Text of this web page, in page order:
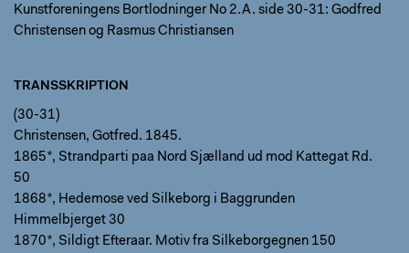
Kunstforeningens Bortlodninger No 2.A. side 30-31: Godfred
Christensen og Rasmus Christiansen
TRANSSKRIPTION
(30-31)
Christensen, Gotfred. 1845.
1865*, Strandparti paa Nord Sjælland ud mod Kattegat Rd.
50
1868*, Hedemose ved Silkeborg i Baggrunden
Himmelbjerget 30
1870*, Sildigt Efteraar. Motiv fra Silkeborgegnen 150